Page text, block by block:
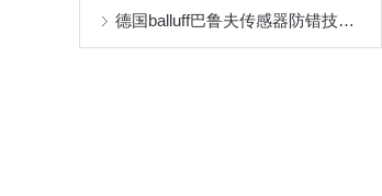
德国balluff巴鲁夫传感器防错技术资料